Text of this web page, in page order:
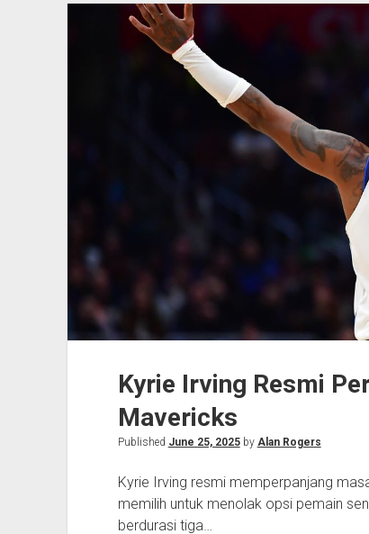
Kyrie Irving Resmi
Mavericks
Published June 25, 2025by Alan Rogers
Kyrie Irving resmi memperpanjang
memilih untuk menolak opsi pemain
berdurasi tiga…